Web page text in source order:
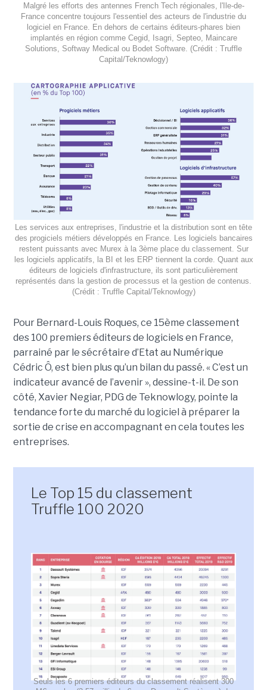
Malgré les efforts des antennes French Tech régionales, l'Ile-de-
France concentre toujours l'essentiel des acteurs de l'industrie du
logiciel en France. En dehors de certains éditeurs-phares bien
implantés en région comme Cegid, Isagri, Septeo, Maincare
Solutions, Softway Medical ou Bodet Software. (Crédit : Truffle
Capital/Teknowlogy)
Les services aux entreprises, l'industrie et la distribution sont en tête
des progiciels métiers développés en France. Les logiciels bancaires
restent puissants avec Murex à la 3ème place du classement. Sur
les logiciels applicatifs, la BI et les ERP tiennent la corde. Quant aux
éditeurs de logiciels d'infrastructure, ils sont particulièrement
représentés dans la gestion de processus et la gestion de contenus.
(Crédit : Truffle Capital/Teknowlogy)
Pour Bernard-Louis Roques, ce 15ème classement
des 100 premiers éditeurs de logiciels en France,
parrainé par le sécrétaire d’Etat au Numérique
Cédric Ô, est bien plus qu’un bilan du passé. « C’est un
indicateur avancé de l’avenir », dessine-t-il. De son
côté, Xavier Negiar, PDG de Teknowlogy, pointe la
tendance forte du marché du logiciel à préparer la
sortie de crise en accompagnant en cela toutes les
entreprises.
Le Top 15 du classement
Truffle 100 2020
Seuls les 6 premiers éditeurs du classement réalisent 300